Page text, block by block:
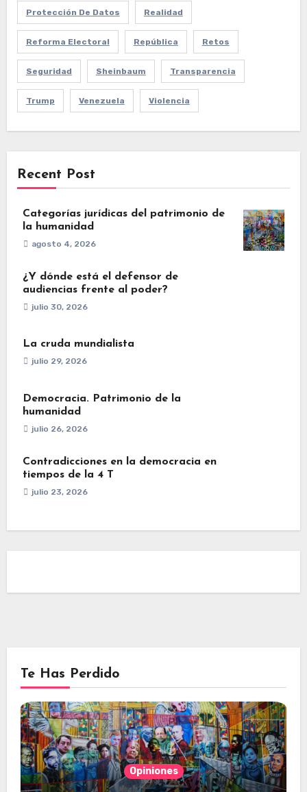
Protección De Datos Realidad
Reforma Electoral República Retos
Seguridad Sheinbaum Transparencia
Trump Venezuela Violencia
Recent Post
Categorías jurídicas del patrimonio de
la humanidad
agosto 4, 2026
¿Y dónde está el defensor de
audiencias frente al poder?
julio 30, 2026
La cruda mundialista
julio 29, 2026
Democracia. Patrimonio de la
humanidad
julio 26, 2026
Contradicciones en la democracia en
tiempos de la 4 T
julio 23, 2026
Te Has Perdido
Opiniones